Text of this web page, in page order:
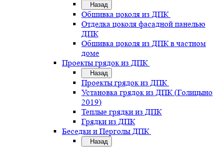
Назад
Обшивка цоколя из ДПК
Отделка цоколя фасадной панелью
ДПК
Обшивка цоколя из ДПК в частном
доме
Проекты грядок из ДПК
Назад
Проекты грядок из ДПК
Установка грядок из ДПК (Голицыно
2019)
Теплые грядки из ДПК
Грядки из ДПК
Беседки и Перголы ДПК
Назад